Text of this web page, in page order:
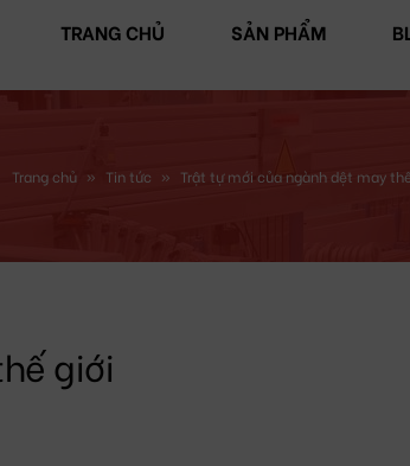
TRANG CHỦ SẢN PHẨM
Trang chủ » Tin tức » Trật tự mới của ngành dệt may
giới